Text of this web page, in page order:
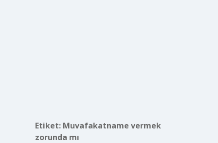
Etiket: Muvafakatname vermek
zorunda mı